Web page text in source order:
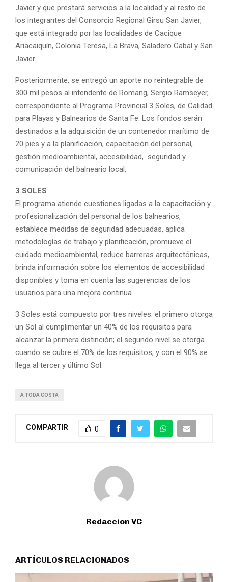
Javier y que prestará servicios a la localidad y al resto de
los integrantes del Consorcio Regional Girsu San Javier,
que está integrado por las localidades de Cacique
Ariacaiquín, Colonia Teresa, La Brava, Saladero Cabal y San
Javier.
Posteriormente, se entregó un aporte no reintegrable de
300 mil pesos al intendente de Romang, Sergio Ramseyer,
correspondiente al Programa Provincial 3 Soles, de Calidad
para Playas y Balnearios de Santa Fe. Los fondos serán
destinados a la adquisición de un contenedor marítimo de
20 pies y a la planificación, capacitación del personal,
gestión medioambiental, accesibilidad, seguridad y
comunicación del balneario local.
3 SOLES
El programa atiende cuestiones ligadas a la capacitación y
profesionalización del personal de los balnearios,
establece medidas de seguridad adecuadas, aplica
metodologías de trabajo y planificación, promueve el
cuidado medioambiental, reduce barreras arquitectónicas,
brinda información sobre los elementos de accesibilidad
disponibles y toma en cuenta las sugerencias de los
usuarios para una mejora continua.
3 Soles está compuesto por tres niveles: el primero otorga
un Sol al cumplimentar un 40% de los requisitos para
alcanzar la primera distinción; el segundo nivel se otorga
cuando se cubre el 70% de los requisitos; y con el 90% se
llega al tercer y último Sol.
A TODA COSTA
COMPARTIR 0
Redaccion VC
ARTÍCULOS RELACIONADOS